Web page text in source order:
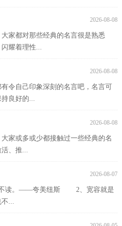
2026-08-08
家都对那些经典的名言很是熟悉
耀着理性...
2026-08-08
令自己印象深刻的名言吧，名言可
良好的...
2026-08-08
家或多或少都接触过一些经典的名
、推...
2026-08-07
读。——夸美纽斯 2、宽容就是
...